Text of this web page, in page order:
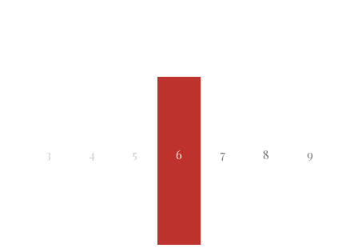
3 4 5 6 7 8 9